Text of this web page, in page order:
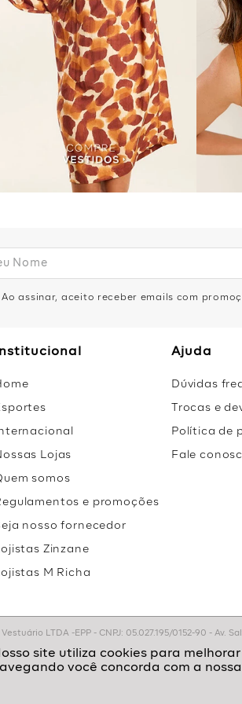
Ao assinar, aceito receber emails com
Institucional
Lojas
somos
e promoções
nosso fornecedor
Zinzane
M Richa
Ajuda
Dúvidas
Trocas e
Política de
Fale
LTDA -EPP - CNPJ: 05.027.195/0152-90 - Av.